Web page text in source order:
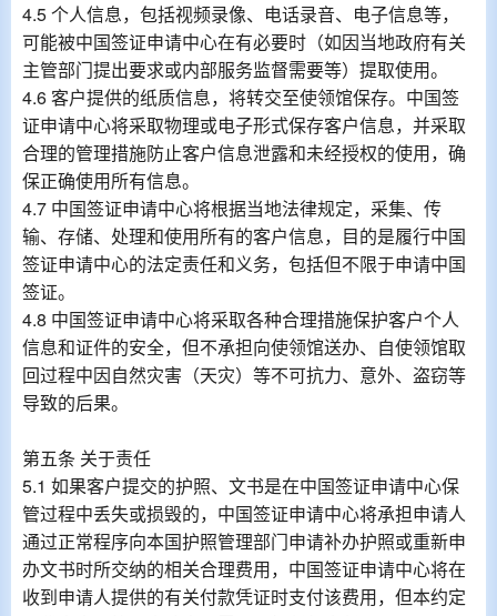
4.5 个人信息，包括视频录像、电话录音、电子信息等，
可能被中国签证申请中心在有必要时（如因当地政府有关
主管部门提出要求或内部服务监督需要等）提取使用。
4.6 客户提供的纸质信息，将转交至使领馆保存。中国签
证申请中心将采取物理或电子形式保存客户信息，并采取
合理的管理措施防止客户信息泄露和未经授权的使用，确
保正确使用所有信息。
4.7 中国签证申请中心将根据当地法律规定，采集、传
输、存储、处理和使用所有的客户信息，目的是履行中国
签证申请中心的法定责任和义务，包括但不限于申请中国
签证。
4.8 中国签证申请中心将采取各种合理措施保护客户个人
信息和证件的安全，但不承担向使领馆送办、自使领馆取
回过程中因自然灾害（天灾）等不可抗力、意外、盗窃等
导致的后果。
第五条 关于责任
5.1 如果客户提交的护照、文书是在中国签证申请中心保
管过程中丢失或损毁的，中国签证申请中心将承担申请人
通过正常程序向本国护照管理部门申请补办护照或重新申
办文书时所交纳的相关合理费用，中国签证申请中心将在
收到申请人提供的有关付款凭证时支付该费用，但本约定